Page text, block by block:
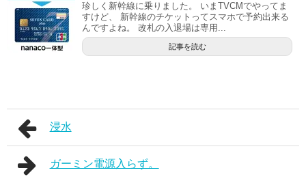
珍しく新幹線に乗りました。 いまTVCMでやってま
すけど、 新幹線のチケットってスマホで予約出来る
んですよね。 改札の入退場は専用...
記事を読む
浸水
ガーミン電源入らず。